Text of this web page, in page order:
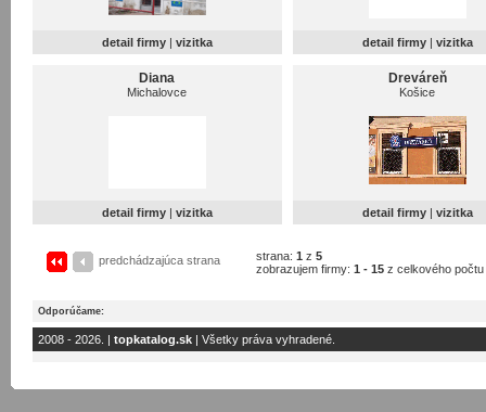
detail firmy | vizitka detail firmy | vizitka
Diana
Michalovce
detail firmy | vizitka
Dreváreň
Košice
detail firmy | vizitka
predchádzajúca strana strana: 1 z 5
zobrazujem firmy: 1 - 15 z celkového počtu
Odporúčame:
2008 - 2026. | topkatalog.sk | Všetky práva vyhradené.